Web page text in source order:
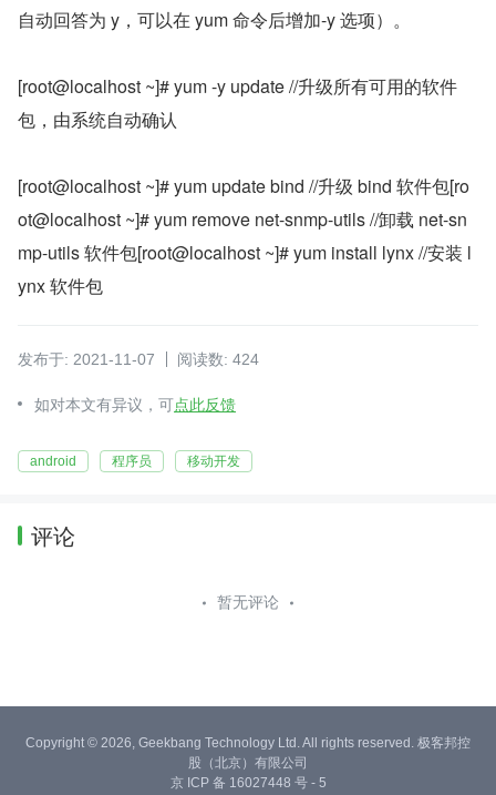
自动回答为 y，可以在 yum 命令后增加-y 选项）。
[root@localhost ~]# yum -y update //升级所有可用的软件
包，由系统自动确认
[root@localhost ~]# yum update bind //升级 bind 软件包[ro
ot@localhost ~]# yum remove net-snmp-utils //卸载 net-sn
mp-utils 软件包[root@localhost ~]# yum install lynx //安装 l
ynx 软件包
发布于: 2021-11-07 阅读数: 424
如对本文有异议，可点此反馈
android 程序员 移动开发
评论
暂无评论
Copyright © 2026, Geekbang Technology Ltd. All rights reserved. 极客邦控
股（北京）有限公司
京 ICP 备 16027448 号 - 5